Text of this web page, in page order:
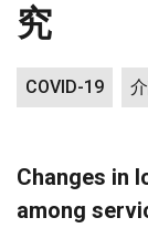
究
COVID-19
Changes in
among